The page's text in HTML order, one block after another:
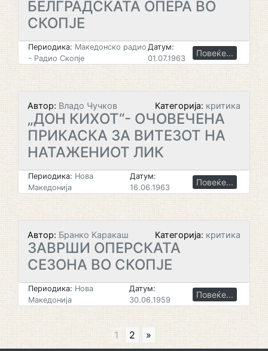
БЕЛГРАДСКАТА ОПЕРА ВО
СКОПЈЕ
Периодика: Македонско радио
- Радио Скопје
Датум:
01.07.1963
Повеќе...
Автор: Владо Чучков Категорија: критика
„ДОН КИХОТ“- ОЧОВЕЧЕНА
ПРИКАСКА ЗА ВИТЕЗОТ НА
НАТАЖЕНИОТ ЛИК
Периодика: Нова
Македонија
Датум:
16.06.1963
Повеќе...
Автор: Бранко Каракаш Категорија: критика
ЗАВРШИ ОПЕРСКАТА
СЕЗОНА ВО СКОПЈЕ
Периодика: Нова
Македонија
Датум:
30.06.1959
Повеќе...
1 2 »